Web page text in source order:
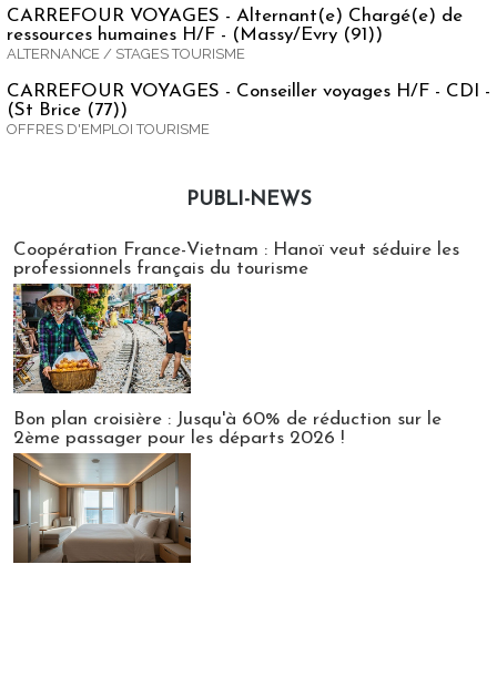
CARREFOUR VOYAGES - Alternant(e) Chargé(e) de
ressources humaines H/F - (Massy/Evry (91))
ALTERNANCE / STAGES TOURISME
CARREFOUR VOYAGES - Conseiller voyages H/F - CDI -
(St Brice (77))
OFFRES D'EMPLOI TOURISME
PUBLI-NEWS
Coopération France-Vietnam : Hanoï veut séduire les
professionnels français du tourisme
Bon plan croisière : Jusqu'à 60% de réduction sur le
2ème passager pour les départs 2026 !